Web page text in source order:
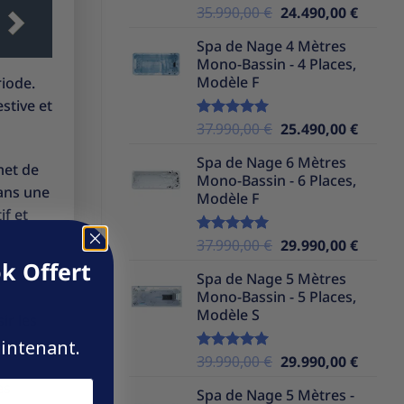
et
de
une
et
les
Note5.00
35.990,00€ Le
initial
était :
24.490,00€Le
Spa de Nage 4 Mètres
Mono-Bassin - 4 Places,
Modèle F
Note5.00
37.990,00€ Le
initial
était :
25.490,00€Le
Spa de Nage 6 Mètres
Mono-Bassin - 6 Places,
Modèle F
Note5.00
37.990,00€ Le
initial
était :
29.990,00€Le
Spa de Nage 5 Mètres
Mono-Bassin - 5 Places,
Modèle S
Note5.00
39.990,00€ Le
initial
29.990,00€Le
Spa de Nage 5 Mètres -
Offert